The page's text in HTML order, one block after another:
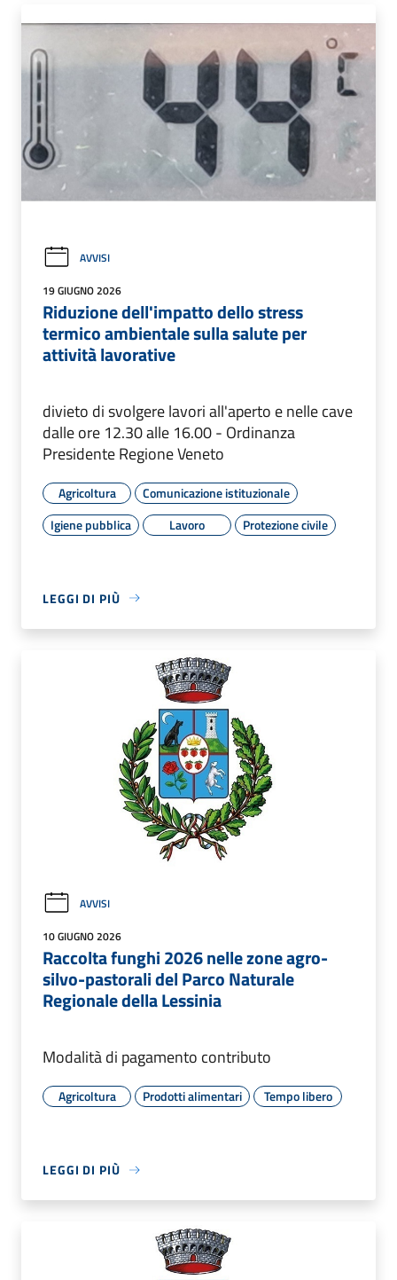
AVVISI
19 GIUGNO 2026
Riduzione dell'impatto dello stress
termico ambientale sulla salute per
attività lavorative
divieto di svolgere lavori all'aperto e nelle cave
dalle ore 12.30 alle 16.00 - Ordinanza
Presidente Regione Veneto
Agricoltura
Comunicazione istituzionale
Igiene pubblica
Lavoro Protezione civile
LEGGI DI PIÙ
AVVISI
10 GIUGNO 2026
Raccolta funghi 2026 nelle zone agro-
silvo-pastorali del Parco Naturale
Regionale della Lessinia
Modalità di pagamento contributo
Agricoltura Prodotti alimentari Tempo libero
LEGGI DI PIÙ